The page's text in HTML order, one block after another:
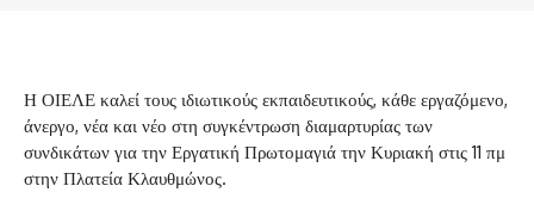
Η ΟΙΕΛΕ καλεί τους ιδιωτικούς εκπαιδευτικούς, κάθε εργαζόμενο,
άνεργο, νέα και νέο στη συγκέντρωση διαμαρτυρίας των
συνδικάτων για την Εργατική Πρωτομαγιά την Κυριακή στις 11 πμ
στην Πλατεία Κλαυθμώνος.